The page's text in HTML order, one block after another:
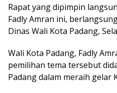
Rapat yang dipimpin
Fadly Amran ini,
Dinas Wali Kota Padang,
Wali Kota Padang, Fadly
pemilihan tema tersebut
Padang dalam meraih gelar